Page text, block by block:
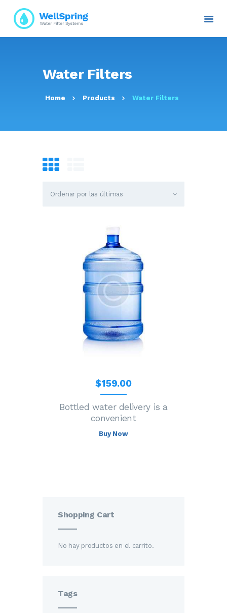
Water Filters
Home Products Water Filters
INICIO
NOSOTROS
PLANES Y PROYECTOS
RESOLUCIONES
CONTACTO E
$159.00
Bottled water delivery is a
convenient
Buy Now
Shopping Cart
No hay productos en el carrito.
Tags